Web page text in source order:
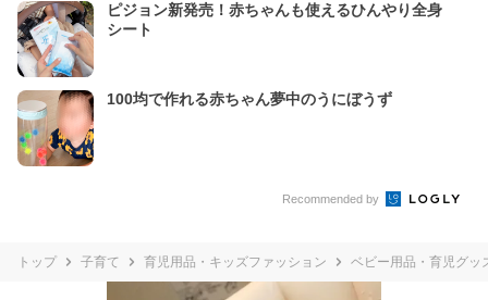
ピジョン新発売！赤ちゃんも使えるひんやり全身
シート
100均で作れる赤ちゃん夢中のうにぼうず
Recommended by
トップ 子育て 育児用品・キッズファッション ベビー用品・育児グッ